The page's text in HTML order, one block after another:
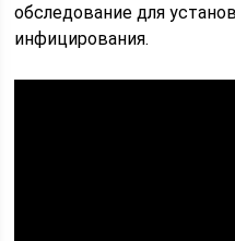
обследование для
инфицирования.